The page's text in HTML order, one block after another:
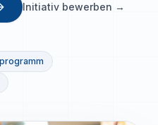
Initiativ bewerben →